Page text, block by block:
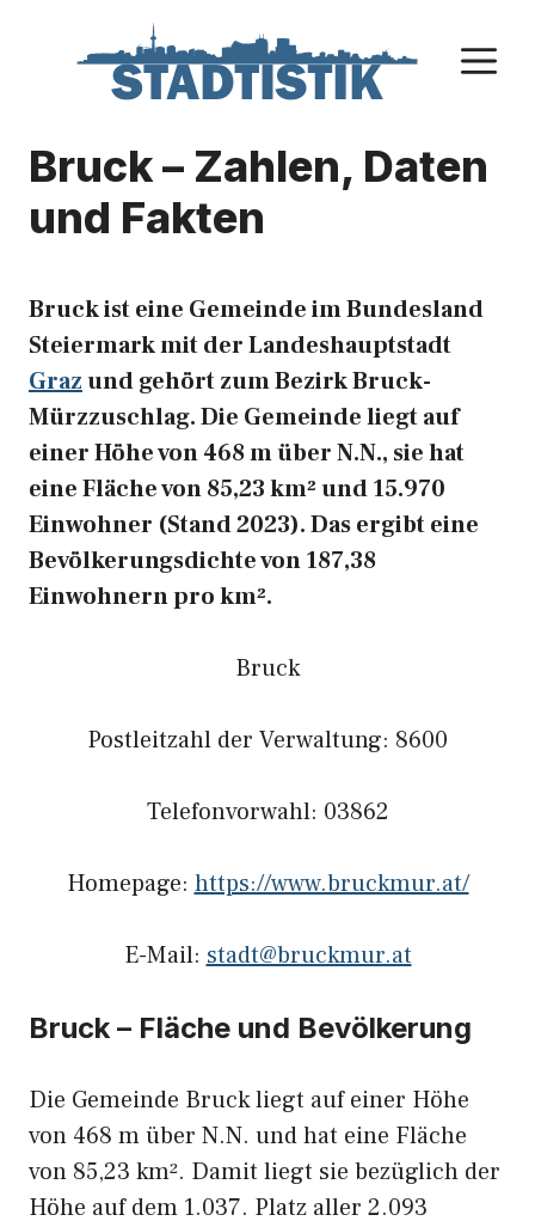
Bruck – Zahlen, Daten
und Fakten
Bruck ist eine Gemeinde im Bundesland
Steiermark mit der Landeshauptstadt
Grazund gehört zum Bezirk Bruck-
Mürzzuschlag. Die Gemeinde liegt auf
einer Höhe von 468 m über N.N., sie hat
eine Fläche von 85,23 km² und 15.970
Einwohner (Stand 2023). Das ergibt eine
Bevölkerungsdichte von 187,38
Einwohnern pro km².
Bruck
Postleitzahl der Verwaltung: 8600
Telefonvorwahl: 03862
Homepage: https://www.bruckmur.at/
E-Mail: stadt@bruckmur.at
Bruck – Fläche und Bevölkerung
Die Gemeinde Bruck liegt auf einer Höhe
von 468 m über N.N. und hat eine Fläche
von 85,23 km². Damit liegt sie bezüglich der
Höhe auf dem 1.037. Platz aller 2.093